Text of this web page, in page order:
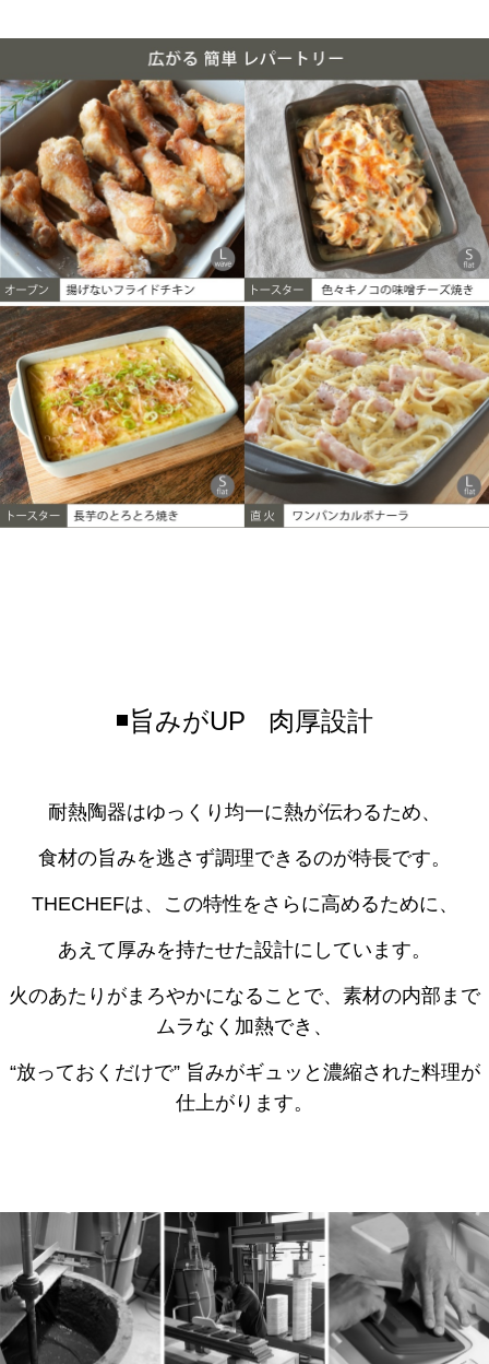
◾️旨みがUP 肉厚設計
耐熱陶器はゆっくり均一に熱が伝わるため、
食材の旨みを逃さず調理できるのが特長です。
THECHEFは、この特性をさらに高めるために、
あえて厚みを持たせた設計にしています。
火のあたりがまろやかになることで、素材の内部まで
ムラなく加熱でき、
“放っておくだけで” 旨みがギュッと濃縮された料理が
仕上がります。